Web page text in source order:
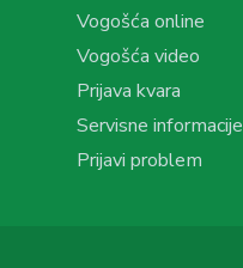
Vogošća online
Vogošća video
Prijava kvara
Servisne informacije
Prijavi problem